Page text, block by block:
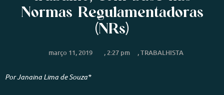
Normas Regulamentadoras
(NRs)
março 11, 2019 ,2:27 pm ,TRABALHISTA
Por Janaina Lima de Souza*